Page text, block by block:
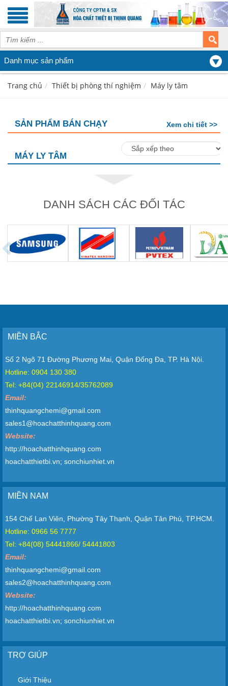
Danh mục sản phẩm
Trang chủ Thiết bị phòng thí nghiệm Máy ly tâm
SẢN PHẨM BÁN CHẠY Xem chi tiết >>
MÁY LY TÂM
DANH SÁCH CÁC ĐỐI TÁC
MIỀN BẮC
Số 2 Ngõ 71 Đường Phương Mai, Quận Đống Đa, TP. Hà Nội.
Hotline: 0904 130 380
Tel: +84(04) 22146914/35762089
Email:
thinhquangchemi@gmail.com
sales1@hoachatthinhquang.com
Website:
http://hoachatthinhquang.com
hoachatthietbi.vn; sonchiunhiet.vn
MIỀN NAM
154 Chế Lan Viên, Phường Tây Thạnh, Quận Tân Phú, TP.HCM.
Hotline: 0966 56 7777
Tel: +84(08) 54441866/ 54441803
Email:
thinhquangchemi@gmail.com
sales2@hoachatthinhquang.com
Website:
http://hoachatthinhquang.com
hoachatthietbi.vn; sonchiunhiet.vn
TRỢ GIÚP
Giới Thiệu